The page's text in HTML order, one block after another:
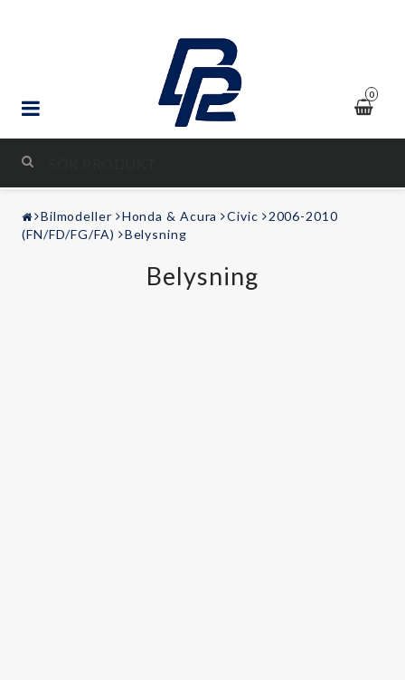
0
STYLING & TUNING
LJUD & BILD
Bilmodeller Honda & Acura Civic
2006-2010
(FN/FD/FG/FA)
Belysning
Belysning